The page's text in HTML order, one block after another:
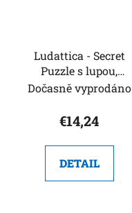
Ludattica - Secret
Puzzle s lupou,
Pohádkový sen
Dočasně vyprodáno
€14,24
DETAIL